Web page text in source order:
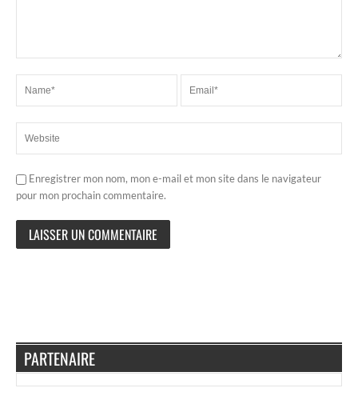
Enregistrer mon nom, mon e-mail et mon site dans le navigateur
pour mon prochain commentaire.
PARTENAIRE